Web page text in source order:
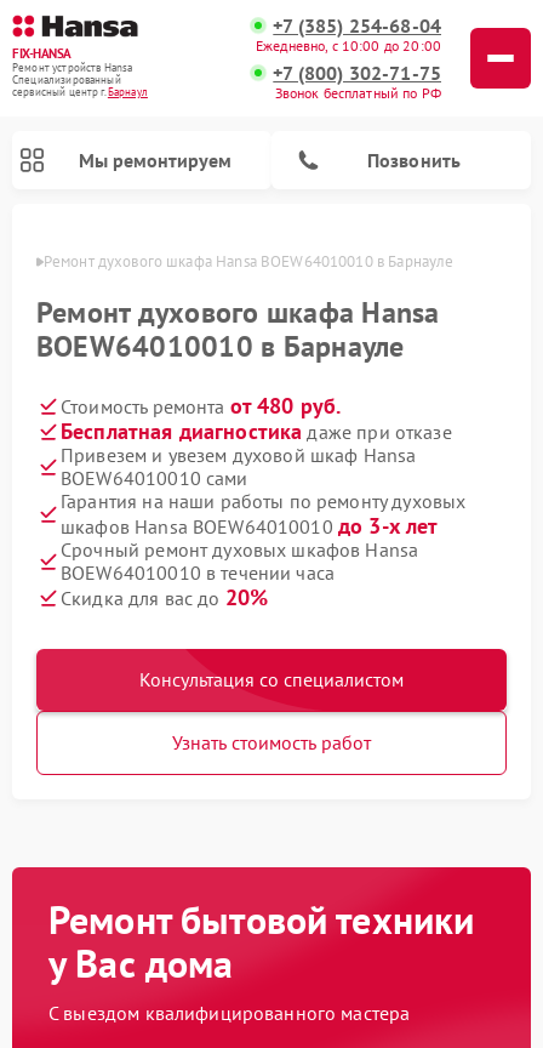
FIX-HANSA
Ремонт устройств Hansa
Специализированный
cервисный центр г.Барнаул
+7 (385) 254-68-04
Ежедневно, с 10:00 до 20:00
+7 (800) 302-71-75
Звонок бесплатный по РФ
Мы ремонтируем Позвонить
Ремонт духового шкафа Hansa BOEW64010010 в Барнауле
Ремонт духового шкафа Hansa
BOEW64010010 в Барнауле
Стоимость ремонта от 480 руб.
Бесплатная диагностика даже при отказе
Привезем и увезем духовой шкаф Hansa
BOEW64010010 сами
Гарантия на наши работы по ремонту духовых
шкафов Hansa BOEW64010010 до 3-х лет
Срочный ремонт духовых шкафов Hansa
BOEW64010010 в течении часа
Скидка для вас до 20%
Консультация со специалистом
Узнать стоимость работ
Ремонт бытовой техники
у Вас дома
С выездом квалифицированного мастера